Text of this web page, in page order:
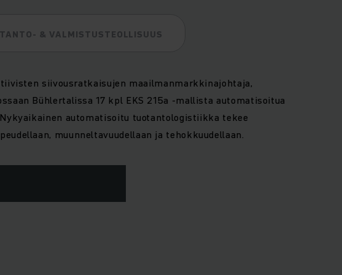
& VALMISTUSTEOLLISUUS
siivousratkaisujen maailmanmarkkinajohtaja,
Bühlertalissa 17 kpl EKS 215a -mallista automatisoitua
automatisoitu tuotantologistiikka tekee
muunneltavuudellaan ja tehokkuudellaan.